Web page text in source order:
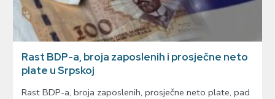
Rast BDP-a, broja zaposlenih i prosječne neto
plate u Srpskoj
Rast BDP-a, broja zaposlenih, prosječne neto plate, pad